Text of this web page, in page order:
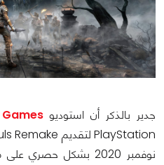
جدير بالذكر أن استوديو